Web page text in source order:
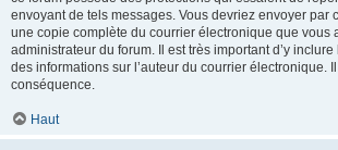
envoyant de tels messages. Vous devriez envoyer par
une copie complète du courrier électronique que vous
administrateur du forum. Il est très important d’y
des informations sur l’auteur du courrier électronique.
conséquence.
Haut